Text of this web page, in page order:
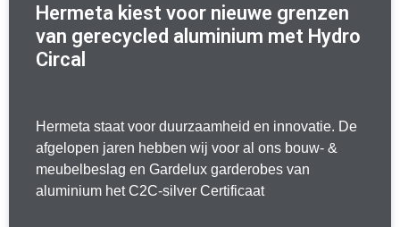
Hermeta kiest voor nieuwe grenzen
van gerecycled aluminium met Hydro
Circal
Hermeta staat voor duurzaamheid en innovatie. De
afgelopen jaren hebben wij voor al ons bouw- &
meubelbeslag en Gardelux garderobes van
aluminium het C2C-silver Certificaat